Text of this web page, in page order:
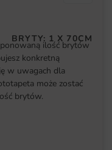
BRYTY: 1 X 70CM
ilość brytów
konkretną
w uwagach dla
może zostać
brytów.